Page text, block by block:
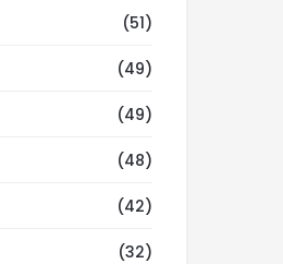
(51)
(49)
(49)
(48)
(42)
(32)